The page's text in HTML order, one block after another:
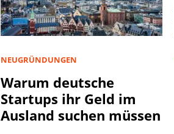
NEUGRÜNDUNGEN
Warum deutsche
Startups ihr Geld im
Ausland suchen müssen